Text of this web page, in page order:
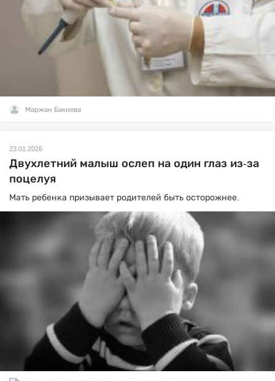
Маржан Бакиева
23.01.2026
Двухлетний малыш ослеп на один глаз из-за
поцелуя
Мать ребенка призывает родителей быть осторожнее.